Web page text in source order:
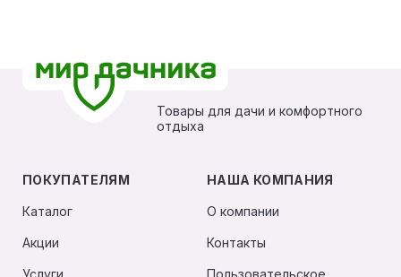
Товары для дачи и комфортного
отдыха
ПОКУПАТЕЛЯМ
Каталог
Акции
НАША КОМПАНИЯ
О компании
Контакты